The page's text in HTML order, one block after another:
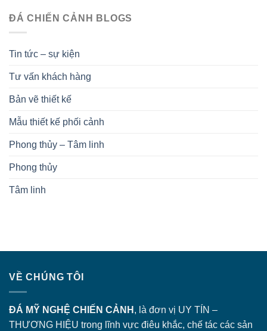
ĐÁ CHIẾN CẢNH BLOGS
Tin tức – sự kiện
Tư vấn khách hàng
Bản vẽ thiết kế
Mẫu thiết kế phối cảnh
Phong thủy – Tâm linh
Phong thủy
Tâm linh
VỀ CHÚNG TÔI
ĐÁ MỸ NGHỆ CHIẾN CẢNH , là đơn vị UY TÍN –
THƯƠNG HIỆU trong lĩnh vực điêu khắc, chế tác các sản